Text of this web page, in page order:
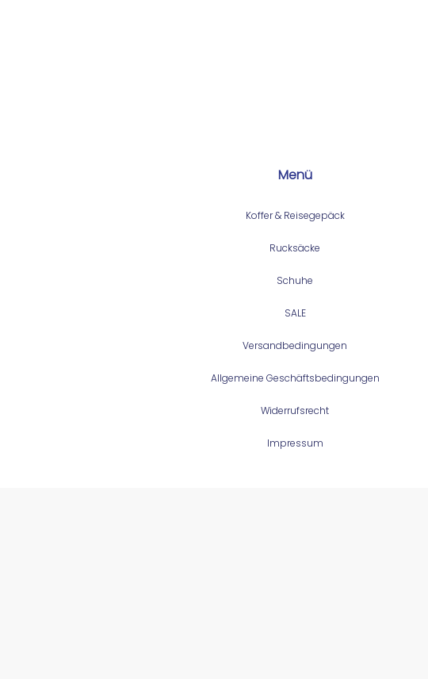
Menü
Koffer & Reisegepäck
Rucksäcke
Schuhe
SALE
Versandbedingungen
Allgemeine Geschäftsbedingungen
Widerrufsrecht
Impressum